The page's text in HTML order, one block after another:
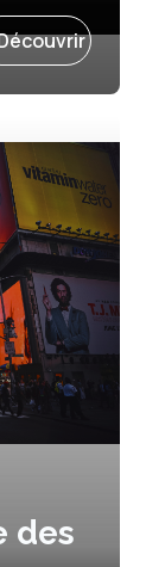
2027
des